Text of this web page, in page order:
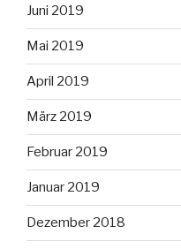
Juni 2019
Mai 2019
April 2019
März 2019
Februar 2019
Januar 2019
Dezember 2018